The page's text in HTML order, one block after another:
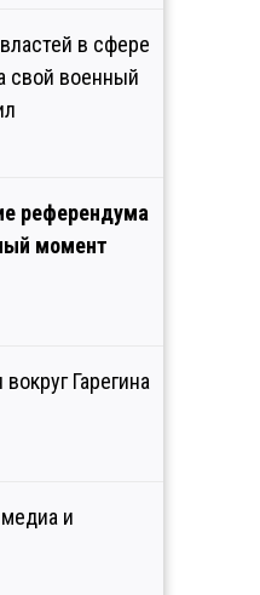
в сфере
свой военный
референдума
момент
Гарегина
и